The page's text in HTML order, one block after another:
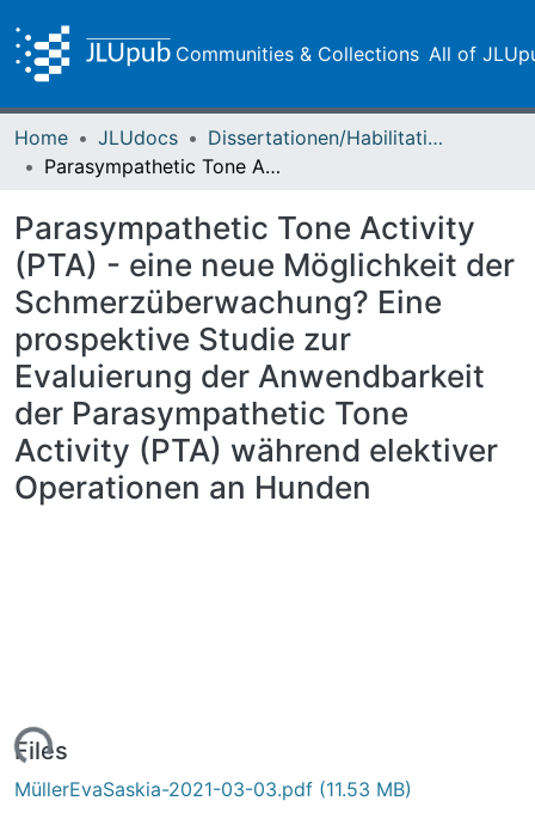
Communities & Collections All of
Home JLUdocs
Dissertationen/Habilitationen
Parasympathetic Tone Activity (PTA) - eine neue Möglichkeit der Schmerzüberwachung? Eine prospektive Studie zur Evaluierung der Anwendbarkeit der Parasympathetic Tone Activity (PTA) während elektiver Operationen an Hunden
Parasympathetic Tone Activity
(PTA) - eine neue Möglichkeit der
Schmerzüberwachung? Eine
prospektive Studie zur
Evaluierung der Anwendbarkeit
der Parasympathetic Tone
Activity (PTA) während elektiver
Operationen an Hunden
Files
MüllerEvaSaskia-2021-03-03.pdf (11.53 MB)